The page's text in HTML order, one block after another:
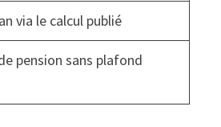
via le calcul publié
pension sans plafond